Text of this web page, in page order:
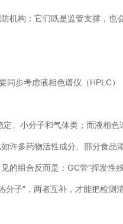
构：它们既是监管支撑，也
步考虑液相色谱仪（HPLC）
小分子和气体类；而液相色
多药物活性成分、部分食品
的组合反而是：GC管"挥发性
子"，两者互补，才能把检测